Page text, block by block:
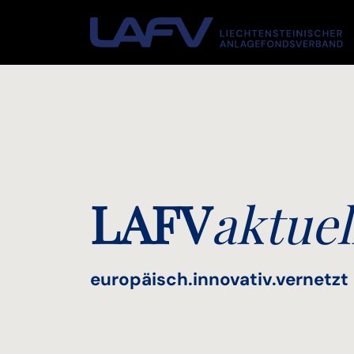
LAFV
europäisch.innovativ.vernetzt